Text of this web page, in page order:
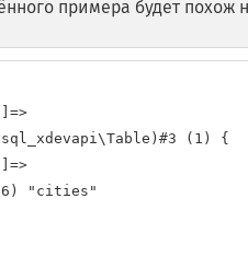
примера будет похож
(1) {
"cities"